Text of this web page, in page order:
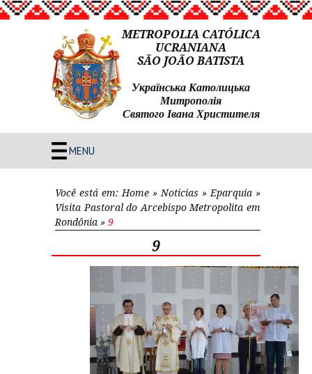
METROPOLIA CATÓLICA
UCRANIANA
SÃO JOÃO BATISTA
Українська Католицька
Митрополія
Святого Івана Христителя
MENU
Você está em: Home » Noticias » Eparquia »
Visita Pastoral do Arcebispo Metropolita em
Rondônia » 9
9